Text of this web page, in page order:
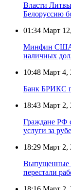
Власти
Белоруссию
01:34 Март
Минфин США
наличных
10:48 Март 4,
Банк БРИКС
18:43 Март 2,
Граждане РФ
услуги за
18:29 Март 2,
Выпущенные
перестали